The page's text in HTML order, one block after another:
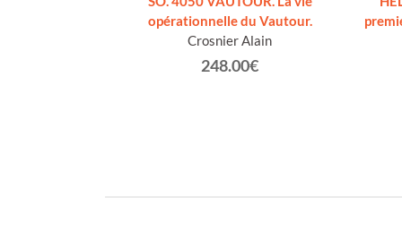
opérationnelle du Vautour.
Crosnier Alain
248.00€